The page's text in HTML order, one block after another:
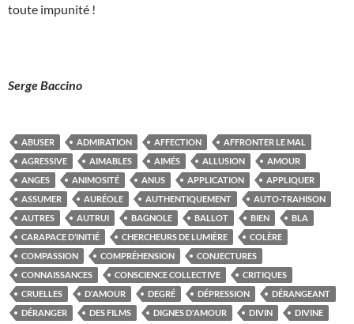
toute impunité !
Serge Baccino
ABUSER ADMIRATION AFFECTION
AFFRONTER LE MAL
AGRESSIVE
AIMABLES AIMÉS ALLUSION
AMOUR
ANGES
ANIMOSITÉ ANUS APPLICATION
APPLIQUER
ASSUMER
AURÉOLE AUTHENTIQUEMENT
AUTO-TRAHISON
AUTRES
AUTRUI BAGNOLE BALLOT BIEN
BLA
CARAPACE D’INITIÉ
CHERCHEURS DE LUMIÈRE
COLÈRE
COMPASSION
COMPRÉHENSION
CONJECTURES
CONNAISSANCES
CONSCIENCE COLLECTIVE
CRITIQUES
CRUELLES
D'AMOUR DEGRÉ DÉPRESSION
DÉRANGEANT
DÉRANGER
DES FILMS DIGNES D'AMOUR DIVIN
DIVINE